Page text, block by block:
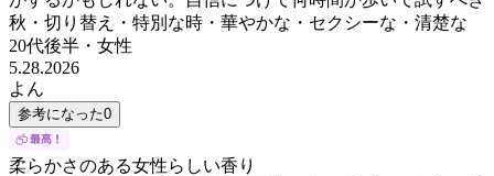
秋・切り替え・特別な時・華やかな・セクシーな・清楚な
20代後半 ・ 女性
5.28.2026
よん
参考になった0
柔らかさのある女性らしい香り